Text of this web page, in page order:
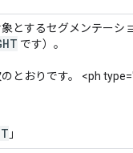
とするセグメンテーシ
です）。
とおりです。 <ph
」